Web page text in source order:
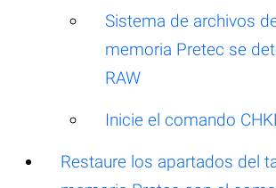
Sistema de archivos
memoria Pretec se
RAW
Inicie el comando
Restaure los apartados del